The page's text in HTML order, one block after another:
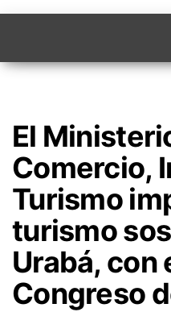
El
Comercio,
Turismo
turismo
Urabá, con
Congreso